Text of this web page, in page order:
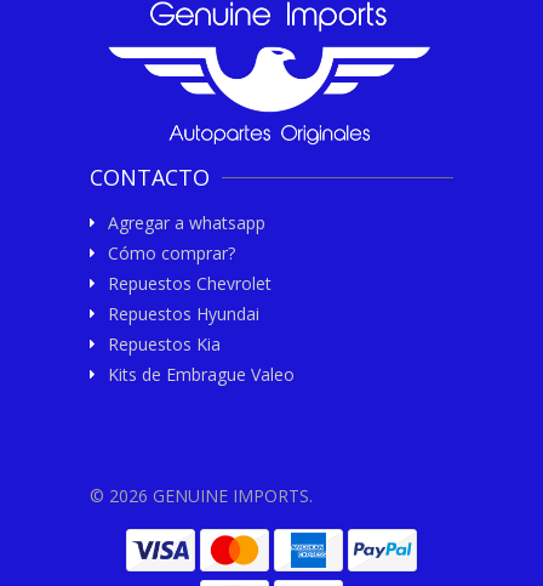
CONTACTO
Agregar a whatsapp
Cómo comprar?
Repuestos Chevrolet
Repuestos Hyundai
Repuestos Kia
Kits de Embrague Valeo
© 2026 GENUINE IMPORTS.